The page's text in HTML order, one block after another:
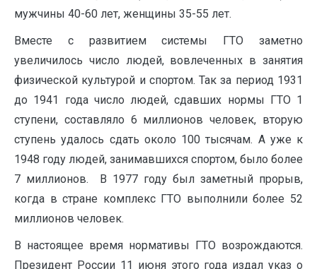
мужчины 40-60 лет, женщины 35-55 лет.
Вместе с развитием системы ГТО заметно
увеличилось число людей, вовлеченных в занятия
физической культурой и спортом. Так за период 1931
до 1941 года число людей, сдавших нормы ГТО 1
ступени, составляло 6 миллионов человек, вторую
ступень удалось сдать около 100 тысячам. А уже к
1948 году людей, занимавшихся спортом, было более
7 миллионов. В 1977 году был заметный прорыв,
когда в стране комплекс ГТО выполнили более 52
миллионов человек.
В настоящее время нормативы ГТО возрождаются.
Президент России 11 июня этого года издал указ о